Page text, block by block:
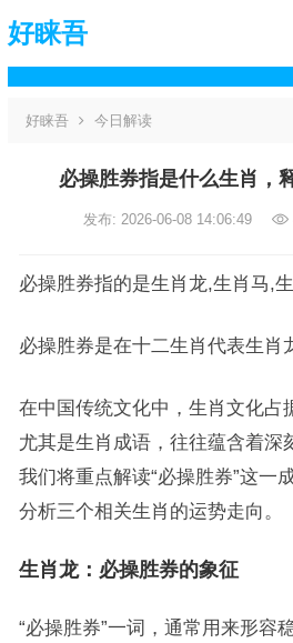
好睐吾
好睐吾 今日解读
必操胜券指是什么生肖，
发布: 2026-06-08 14:06:49
必操胜券指的是生肖龙,生肖马,
必操胜券是在十二生肖代表生肖
在中国传统文化中，生肖文化占
尤其是生肖成语，往往蕴含着深
我们将重点解读“必操胜券”这一
分析三个相关生肖的运势走向。
生肖龙：必操胜券的象征
“必操胜券”一词，通常用来形容